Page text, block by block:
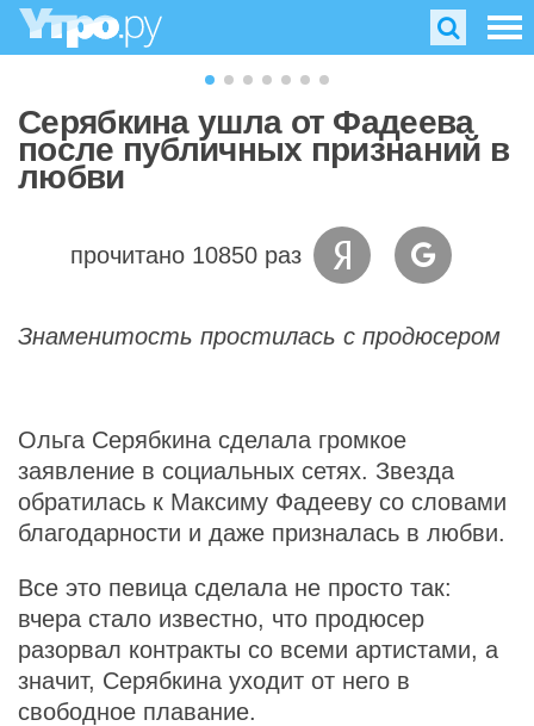
Серябкина ушла от Фадеева
после публичных признаний в
любви
прочитано 10850 раз
Знаменитость простилась с продюсером
Ольга Серябкина сделала громкое
заявление в социальных сетях. Звезда
обратилась к Максиму Фадееву со словами
благодарности и даже призналась в любви.
Все это певица сделала не просто так:
вчера стало известно, что продюсер
разорвал контракты со всеми артистами, а
значит, Серябкина уходит от него в
свободное плавание.